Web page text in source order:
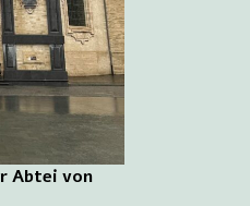
Abtei von